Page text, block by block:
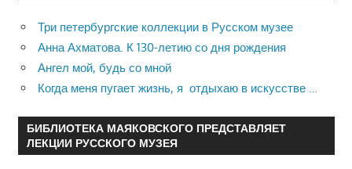
Три петербургские коллекции в Русском музее
Анна Ахматова. К 130-летию со дня рождения
Ангел мой, будь со мной
Когда меня пугает жизнь, я отдыхаю в искусстве …
БИБЛИОТЕКА МАЯКОВСКОГО ПРЕДСТАВЛЯЕТ
ЛЕКЦИИ РУССКОГО МУЗЕЯ